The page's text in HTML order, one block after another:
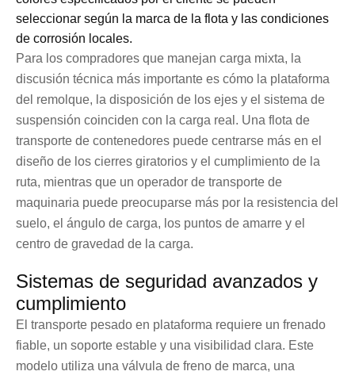
seleccionar según la marca de la flota y las condiciones
de corrosión locales.
Para los compradores que manejan carga mixta, la
discusión técnica más importante es cómo la plataforma
del remolque, la disposición de los ejes y el sistema de
suspensión coinciden con la carga real. Una flota de
transporte de contenedores puede centrarse más en el
diseño de los cierres giratorios y el cumplimiento de la
ruta, mientras que un operador de transporte de
maquinaria puede preocuparse más por la resistencia del
suelo, el ángulo de carga, los puntos de amarre y el
centro de gravedad de la carga.
Sistemas de seguridad avanzados y
cumplimiento
El transporte pesado en plataforma requiere un frenado
fiable, un soporte estable y una visibilidad clara. Este
modelo utiliza una válvula de freno de marca, una